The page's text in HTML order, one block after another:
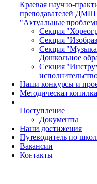
Краевая научно-
преподавателей ДМШ
"Актуальные
Секция
Секция
Секция
Дошкольное
Секция
Наши конкурсы и
Методическая копилка
Поступление
Документы
Наши достижения
Путеводитель по
Вакансии
Контакты